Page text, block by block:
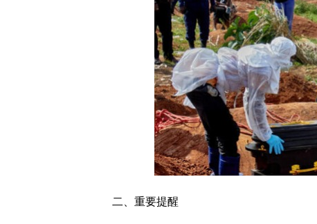
二、重要提醒